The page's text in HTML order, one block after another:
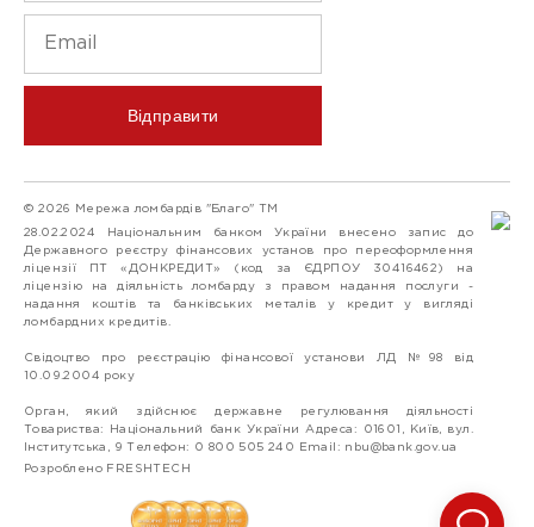
Відправити
© 2026 Мережа ломбардів "Благо" ТМ
28.02.2024 Національним банком України внесено запис до
Державного реєстру фінансових установ про переоформлення
ліцензії ПТ «ДОНКРЕДИТ» (код за ЄДРПОУ 30416462) на
ліцензію на діяльність ломбарду з правом надання послуги -
надання коштів та банківських металів у кредит у вигляді
ломбардних кредитів.
Свідоцтво про реєстрацію фінансової установи ЛД №98 від
10.09.2004 року
Орган, який здійснює державне регулювання діяльності
Товариства: Національний банк України Адреса: 01601, Київ, вул.
Інститутська, 9 Телефон: 0 800 505 240 Email: nbu@bank.gov.ua
Розроблено FRESHTECH